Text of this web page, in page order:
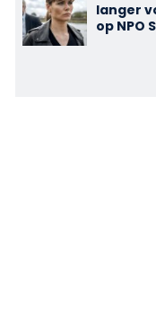
langer
op NPO